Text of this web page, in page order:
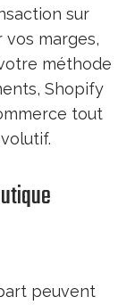
sur
marges,
méthode
Shopify
tout
peuvent